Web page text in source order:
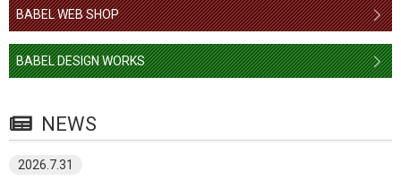
BABEL WEB SHOP
BABEL DESIGN WORKS
NEWS
2026.7.31